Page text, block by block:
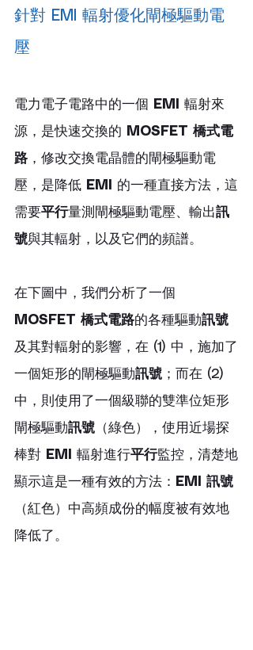
針對 EMI 輻射優化閘極驅動電
壓
電力電子電路中的一個 EMI 輻射來
源，是快速交換的 MOSFET 橋式電
路 ，修改交換電晶體的閘極驅動電
壓，是降低 EMI 的一種直接方法，這
需要平行量測閘極驅動電壓、輸出訊
號與其輻射，以及它們的頻譜。
在下圖中，我們分析了一個
MOSFET 橋式電路的各種驅動訊號
及其對輻射的影響，在 (1) 中，施加了
一個矩形的閘極驅動訊號 ；而在 (2)
中，則使用了一個級聯的雙準位矩形
閘極驅動訊號 （綠色），使用近場探
棒對 EMI 輻射進行平行監控，清楚地
顯示這是一種有效的方法： EMI 訊號
（紅色）中高頻成份的幅度被有效地
降低了。